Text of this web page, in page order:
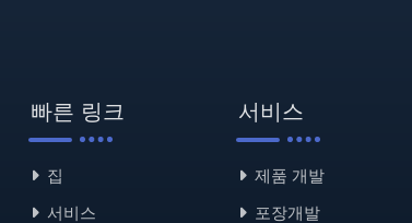
빠른 링크
집
서비스
서비스
제품 개발
포장개발